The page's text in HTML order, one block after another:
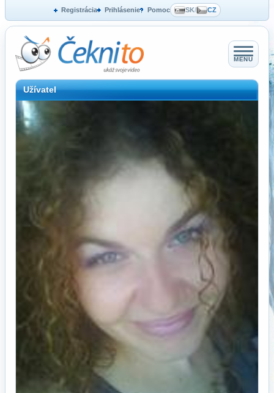
Registrácia Prihlásenie Pomoc SK/ CZ
MENU
Užívatel